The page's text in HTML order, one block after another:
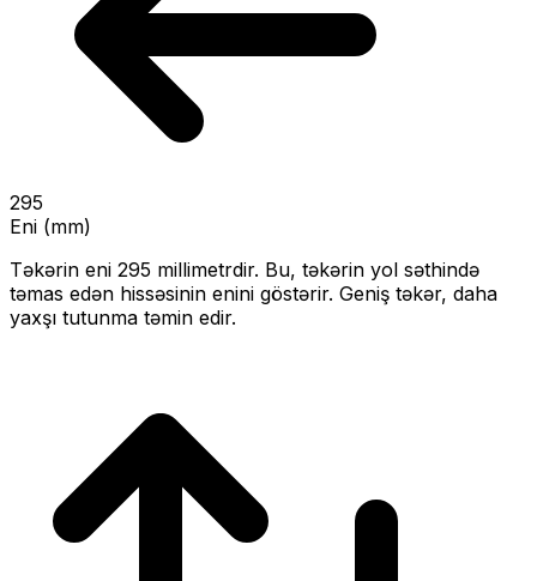
295
Eni (mm)
Təkərin eni 295 millimetrdir. Bu, təkərin yol səthində
təmas edən hissəsinin enini göstərir. Geniş təkər, daha
yaxşı tutunma təmin edir.